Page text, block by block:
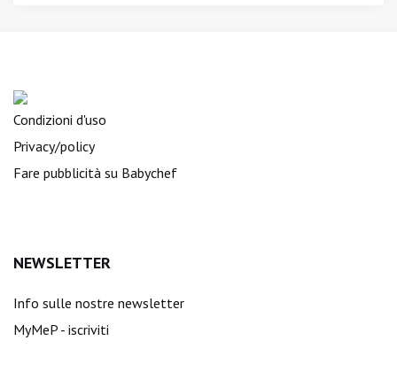
Condizioni d'uso
Privacy/policy
Fare pubblicità su Babychef
NEWSLETTER
Info sulle nostre newsletter
MyMeP - iscriviti